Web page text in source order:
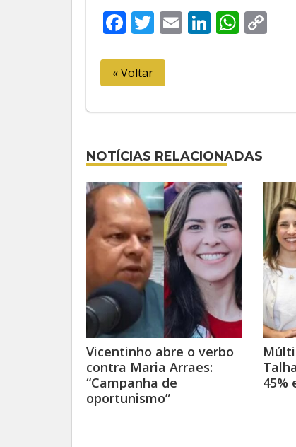
Facebook
Twitter
EmailLinkedIn
« Voltar
NOTÍCIAS RELACIONADAS
Vicentinho abre o verbo
contra Maria Arraes:
“Campanha de
oportunismo”
45%